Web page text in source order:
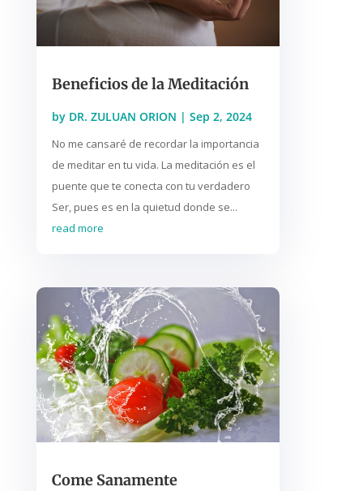
Beneficios de la Meditación
by DR. ZULUAN ORION | Sep 2, 2024
No me cansaré de recordar la importancia
de meditar en tu vida. La meditación es el
puente que te conecta con tu verdadero
Ser, pues es en la quietud donde se...
read more
Come Sanamente